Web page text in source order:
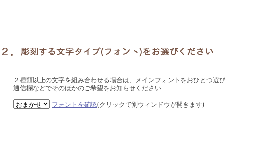
２種類以上の文字を組み合わせる場合は、メインフォントをおひとつ選び
通信欄などでそのほかのご希望をお知らせください
フォントを確認(クリックで別ウィンドウが開きます)